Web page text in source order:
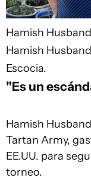
Hamish Husband
Hamish
Escocia.
"Es un
Hamish
Tartan Army,
EE.UU. para
torneo.